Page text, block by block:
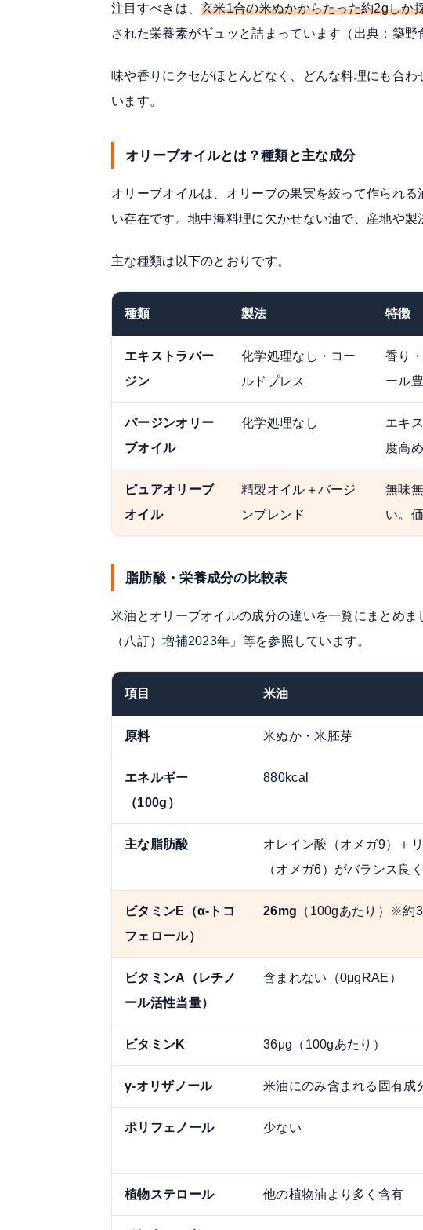
注目すべきは、玄米1合の米ぬかからたった約2gしか
された栄養素がギュッと詰まっています（出典： 築野
味や香りにクセがほとんどなく、どんな料理にも合
います。
オリーブオイルとは？種類と主な成分
オリーブオイルは、オリーブの果実を絞って作られる
い存在です。地中海料理に欠かせない油で、産地や製
主な種類は以下のとおりです。
種類 製法 特徴
エキストラバー
ジン
化学処理なし・コー
ルドプレス
香り
ール
バージンオリー
ブオイル
化学処理なし
エキ
度高め
ピュアオリーブ
オイル
精製オイル＋バージ
ンブレンド
無味
い。
脂肪酸・栄養成分の比較表
米油とオリーブオイルの成分の違いを一覧にまとめま
（八訂）増補2023年 」等を参照しています。
項目 米油
原料 米ぬか・米胚芽
エネルギー
（100g）
880kcal
主な脂肪酸
オレイン酸（オメガ9）＋
（オメガ6）がバランス良
ビタミンE（α-トコ
フェロール）
26mg （100gあたり）※約
ビタミンA（レチノ
ール活性当量）
含まれない（0μgRAE）
ビタミンK 36μg（100gあたり）
γ-オリザノール 米油にのみ含まれる固有成
ポリフェノール 少ない
植物ステロール 他の植物油より多く含有